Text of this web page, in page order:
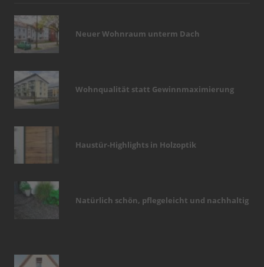
Neuer Wohnraum unterm Dach
Wohnqualität statt Gewinnmaximierung
Haustür-Highlights in Holzoptik
Natürlich schön, pflegeleicht und nachhaltig